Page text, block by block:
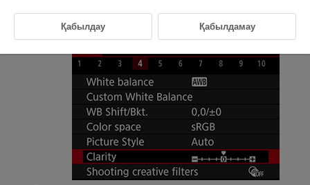
:Clarity ] опциясын таңдаңыз.
Қабылдау Қабылдамау